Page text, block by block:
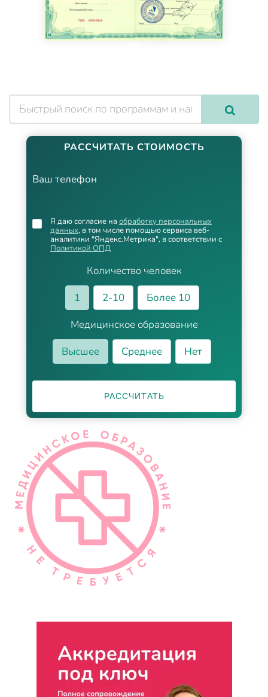
РАССЧИТАТЬ СТОИМОСТЬ
Ваш телефон
Количество человек
1
2-10
Более 10
Медицинское образование
Высшее
Среднее Нет
Я даю согласие на обработку персональных
данных, в том числе помощью сервиса веб-
аналитики "Яндекс.Метрика", в соответствии с
Политикой ОПД
РАССЧИТАТЬ